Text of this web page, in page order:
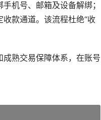
机号、邮箱及设备解绑；
款通道。该流程杜绝“收
熟交易保障体系，在账号